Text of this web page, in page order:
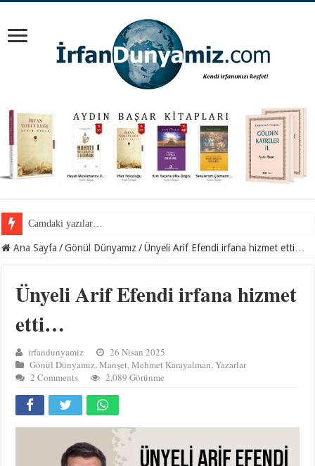
Cemil Gül Hocaefendi ile samimi bir sohbet…
Ana Sayfa / Gönül Dünyamız / Ünyeli Arif Efendi irfana hizmet etti…
Ünyeli Arif Efendi irfana hizmet
etti…
irfandunyamiz
26 Nisan 2025
Gönül Dünyamız,Manşet,Mehmet Karayalman,Yazarlar
2 Comments
2,089 Görünme